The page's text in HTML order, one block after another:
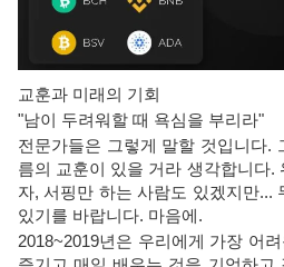
교훈과 미래의 기회
"남이 두려워할 때 욕심을 부리라"
전문가들은 그렇게 말할 것입니다.
름의 교훈이 있을 거라 생각합니다.
자, 서핑만 하는 사람도 있겠지만...
있기를 바랍니다. 마음에.
2018~2019년은 우리에게 가장 어